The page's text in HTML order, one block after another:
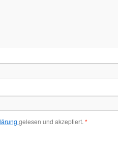
gelesen und akzeptiert. *